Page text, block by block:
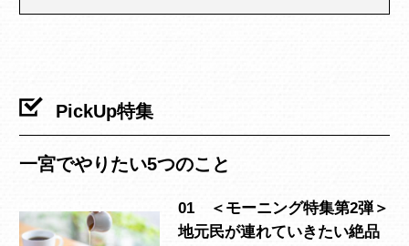
PickUp特集
一宮でやりたい5つのこと
01 ＜モーニング特集第2弾＞
地元民が連れていきたい絶品